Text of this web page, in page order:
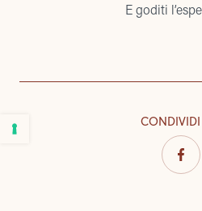
E goditi
CONDIVIDI